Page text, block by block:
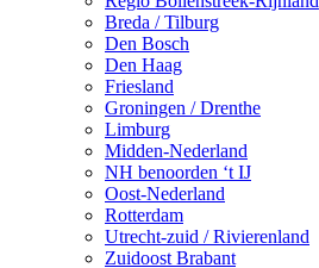
Breda / Tilburg
Den Bosch
Den Haag
Friesland
Groningen / Drenthe
Limburg
Midden-Nederland
NH benoorden ‘t IJ
Oost-Nederland
Rotterdam
Utrecht-zuid / Rivierenland
Zuidoost Brabant